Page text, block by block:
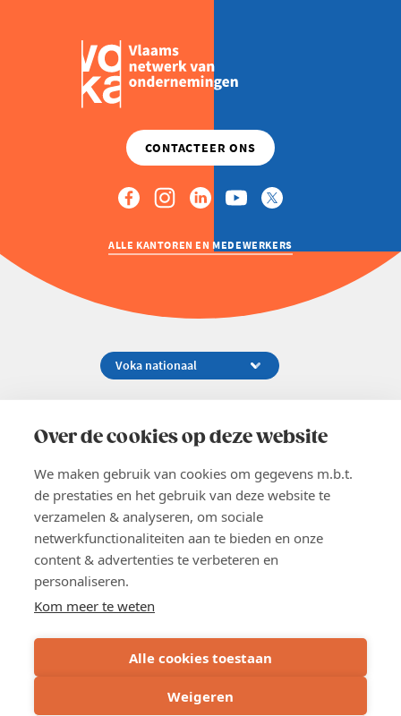
Over de cookies op deze website
We maken gebruik van cookies om gegevens m.b.t.
de prestaties en het gebruik van deze website te
verzamelen & analyseren, om sociale
netwerkfunctionaliteiten aan te bieden en onze
content & advertenties te verbeteren en
personaliseren.
Kom meer te weten
Alle cookies toestaan
Weigeren
ALLE KANTOREN EN MEDEWERKERS
02 229 81 11
EN
Word lid
Voka 2026
Privacyverklaring